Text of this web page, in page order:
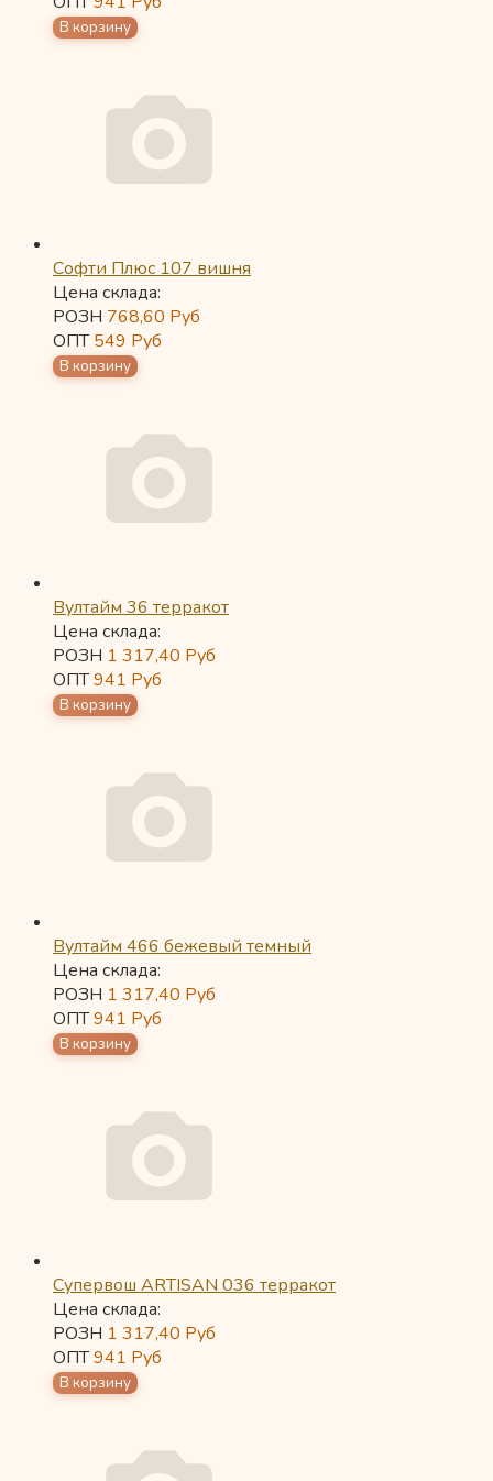
Софти Плюс 107 вишня
Цена склада:
РОЗН 768,60 Руб
ОПТ549 Руб
Вултайм 36 терракот
Цена склада:
РОЗН 1 317,40 Руб
ОПТ941 Руб
Вултайм 466 бежевый темный
Цена склада:
РОЗН 1 317,40 Руб
ОПТ941 Руб
Супервош ARTISAN 036 терракот
Цена склада:
РОЗН 1 317,40 Руб
ОПТ941 Руб